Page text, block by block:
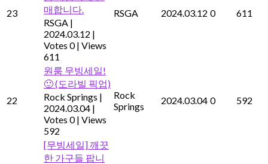
23
매합니다.
RSGA |
2024.03.12 |
Votes 0 | Views
611
RSGA 2024.03.12 0 611
22
원룸 무빙세일!
🙂 (도라빌 픽업)
Rock Springs |
2024.03.04 |
Votes 0 | Views
592
Rock
Springs
2024.03.04 0 592
[무빙세일] 깨끗
한 가구들 팝니